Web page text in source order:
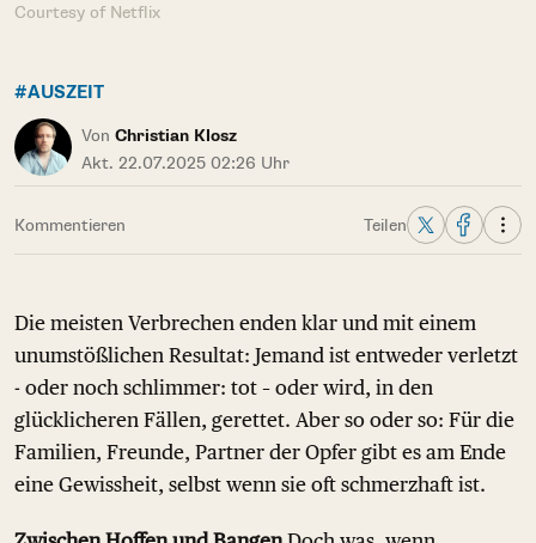
Courtesy of Netflix
#AUSZEIT
Von Christian Klosz
Akt. 22.07.2025 02:26 Uhr
Kommentieren Teilen
Die meisten Verbrechen enden klar und mit einem
unumstößlichen Resultat: Jemand ist entweder verletzt
- oder noch schlimmer: tot – oder wird, in den
glücklicheren Fällen, gerettet. Aber so oder so: Für die
Familien, Freunde, Partner der Opfer gibt es am Ende
eine Gewissheit, selbst wenn sie oft schmerzhaft ist.